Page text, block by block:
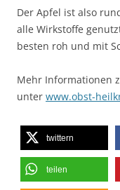
Der Apfel ist also
alle Wirkstoffe
besten roh und mit
Mehr Informationen
unter www.obst-
twittern
teilen